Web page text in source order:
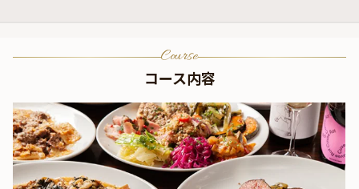
Course
コース内容